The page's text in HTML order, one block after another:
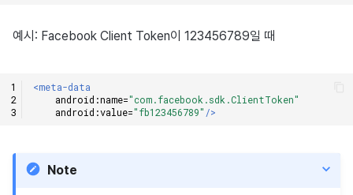
예시: Facebook Client Token이 123456789일 때
<meta-data
android:name="com.facebook.sdk.ClientToken"
android:value="fb123456789" />
Note